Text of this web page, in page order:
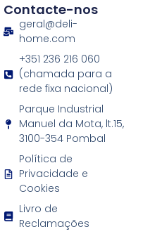
Contacte-nos
geral@deli-
home.com
+351 236 216 060
(chamada para a
rede fixa nacional)
Parque Industrial
Manuel da Mota, lt.15,
3100-354 Pombal
Política de
Privacidade e
Cookies
Livro de
Reclamações